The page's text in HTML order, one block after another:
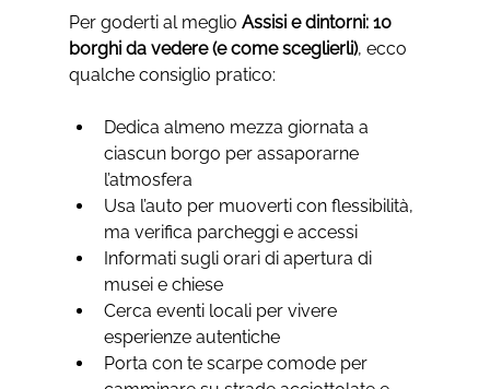
Per goderti al meglio Assisi e dintorni: 10
borghi da vedere (e come sceglierli), ecco
qualche consiglio pratico:
Dedica almeno mezza giornata a
ciascun borgo per assaporarne
l’atmosfera
Usa l’auto per muoverti con flessibilità,
ma verifica parcheggi e accessi
Informati sugli orari di apertura di
musei e chiese
Cerca eventi locali per vivere
esperienze autentiche
Porta con te scarpe comode per